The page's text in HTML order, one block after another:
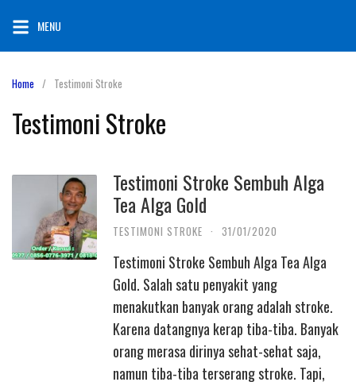
content
MENU
Home Testimoni Stroke
Testimoni Stroke
Testimoni Stroke Sembuh Alga
Tea Alga Gold
TESTIMONI STROKE · 31/01/2020
Testimoni Stroke Sembuh Alga Tea Alga
Gold. Salah satu penyakit yang
menakutkan banyak orang adalah stroke.
Karena datangnya kerap tiba-tiba. Banyak
orang merasa dirinya sehat-sehat saja,
namun tiba-tiba terserang stroke. Tapi,